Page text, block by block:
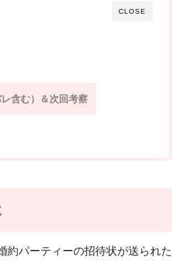
CLOSE
含む）＆次回考察
約パーティーの招待状が送られた